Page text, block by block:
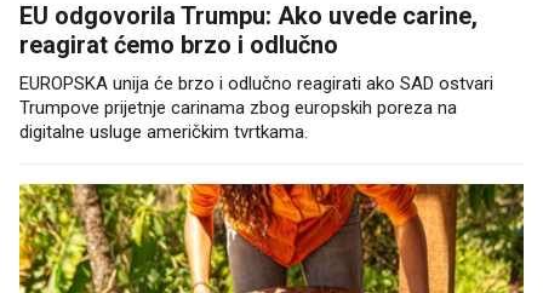
EU odgovorila Trumpu: Ako uvede carine,
reagirat ćemo brzo i odlučno
EUROPSKA unija će brzo i odlučno reagirati ako SAD ostvari
Trumpove prijetnje carinama zbog europskih poreza na
digitalne usluge američkim tvrtkama.